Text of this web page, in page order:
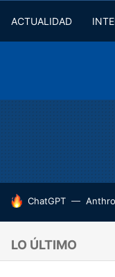
ACTUALIDAD
HOY SE HABLA DE
ChatGPT
LO ÚLTIMO